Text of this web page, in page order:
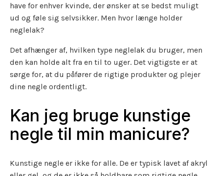
have for enhver kvinde, der ønsker at se bedst muligt
ud og føle sig selvsikker. Men hvor længe holder
neglelak?
Det afhænger af, hvilken type neglelak du bruger, men
den kan holde alt fra en til to uger. Det vigtigste er at
sørge for, at du påfører de rigtige produkter og plejer
dine negle ordentligt.
Kan jeg bruge kunstige
negle til min manicure?
Kunstige negle er ikke for alle. De er typisk lavet af akryl